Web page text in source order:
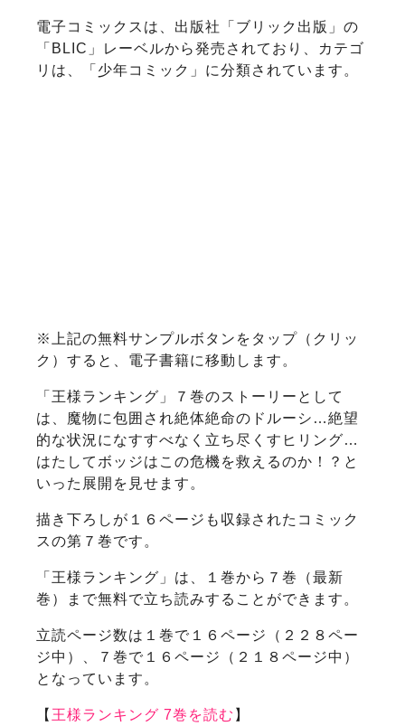
電子コミックスは、出版社「ブリック出版」の
「BLIC」レーベルから発売されており、カテゴ
リは、「少年コミック」に分類されています。
※上記の無料サンプルボタンをタップ（クリッ
ク）すると、電子書籍に移動します。
「王様ランキング」７巻のストーリーとして
は、魔物に包囲され絶体絶命のドルーシ…絶望
的な状況になすすべなく立ち尽くすヒリング…
はたしてボッジはこの危機を救えるのか！？と
いった展開を見せます。
描き下ろしが１６ページも収録されたコミック
スの第７巻です。
「王様ランキング」は、１巻から７巻（最新
巻）まで無料で立ち読みすることができます。
立読ページ数は１巻で１６ページ（２２８ペー
ジ中）、７巻で１６ページ（２１８ページ中）
となっています。
【 王様ランキング 7巻を読む 】